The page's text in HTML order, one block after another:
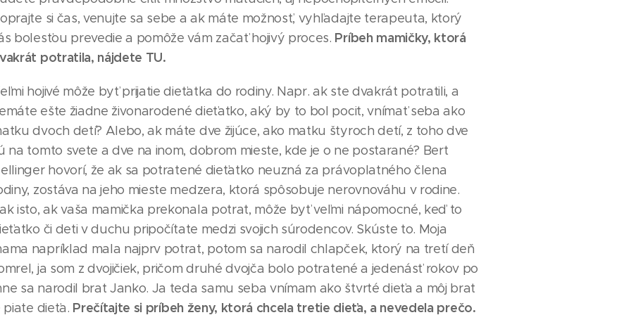
si čas, venujte sa sebe a ak máte možnosť, vyhľadajte terapeuta, ktorý
bolesťou prevedie a pomôže vám začať hojivý proces. Príbeh mamičky, ktorá
potratila, nájdete TU.
hojivé môže byť prijatie dieťatka do rodiny. Napr. ak ste dvakrát potratili, a
ešte žiadne živonarodené dieťatko, aký by to bol pocit, vnímať seba ako
dvoch detí? Alebo, ak máte dve žijúce, ako matku štyroch detí, z toho dve
na tomto svete a dve na inom, dobrom mieste, kde je o ne postarané? Bert
hovorí, že ak sa potratené dieťatko neuzná za právoplatného člena
zostáva na jeho mieste medzera, ktorá spôsobuje nerovnováhu v rodine.
isto, ak vaša mamička prekonala potrat, môže byť veľmi nápomocné, keď to
či deti v duchu pripočítate medzi svojich súrodencov. Skúste to. Moja
napríklad mala najprv potrat, potom sa narodil chlapček, ktorý na tretí deň
ja som z dvojičiek, pričom druhé dvojča bolo potratené a jedenásť rokov po
sa narodil brat Janko. Ja teda samu seba vnímam ako štvrté dieťa a môj brat
piate dieťa. Prečítajte si príbeh ženy, ktorá chcela tretie dieťa, a nevedela prečo.